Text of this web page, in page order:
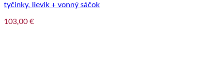
tyčinky, lievik + vonný sáčok
103,00 €